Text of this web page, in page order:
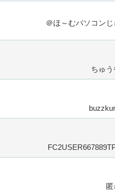
＠ほ～むパソコンじ
ちゅ
匿